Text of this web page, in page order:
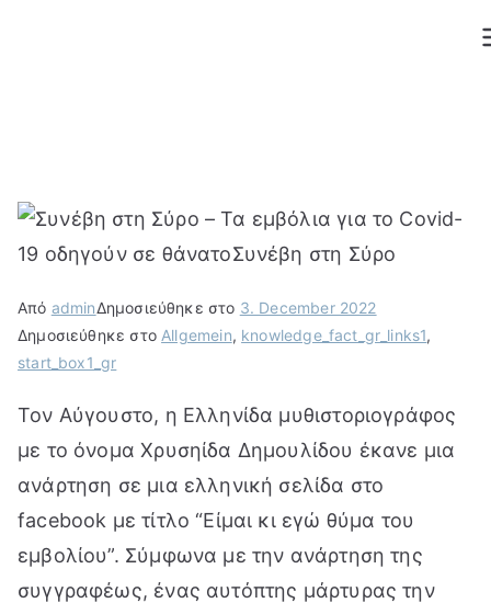
Από adminΔημοσιεύθηκε στο 3. December 2022
Δημοσιεύθηκε στο Allgemein, knowledge_fact_gr_links1,
start_box1_gr
Τον Αύγουστο, η Ελληνίδα μυθιστοριογράφος
με το όνομα Χρυσηίδα Δημουλίδου έκανε μια
ανάρτηση σε μια ελληνική σελίδα στο
facebook με τίτλο “Είμαι κι εγώ θύμα του
εμβολίου”. Σύμφωνα με την ανάρτηση της
συγγραφέως, ένας αυτόπτης μάρτυρας την